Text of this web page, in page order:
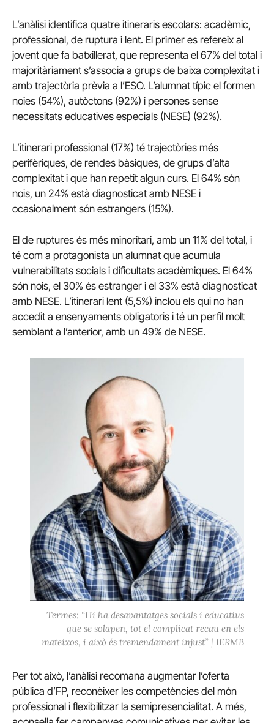
L’anàlisi identifica quatre itineraris escolars: acadèmic,
professional, de ruptura i lent. El primer es refereix al
jovent que fa batxillerat, que representa el 67% del total i
majoritàriament s’associa a grups de baixa complexitat i
amb trajectòria prèvia a l’ESO. L’alumnat típic el formen
noies (54%), autòctons (92%) i persones sense
necessitats educatives especials (NESE) (92%).
L’itinerari professional (17%) té trajectòries més
perifèriques, de rendes bàsiques, de grups d’alta
complexitat i que han repetit algun curs. El 64% són
nois, un 24% està diagnosticat amb NESE i
ocasionalment són estrangers (15%).
El de ruptures és més minoritari, amb un 11% del total, i
té com a protagonista un alumnat que acumula
vulnerabilitats socials i dificultats acadèmiques. El 64%
són nois, el 30% és estranger i el 33% està diagnosticat
amb NESE. L’itinerari lent (5,5%) inclou els qui no han
accedit a ensenyaments obligatoris i té un perfil molt
semblant a l’anterior, amb un 49% de NESE.
Termes: “Hi ha desavantatges socials i educatius
que se solapen, tot el complicat recau en els
mateixos, i això és tremendament injust” | IERMB
Per tot això, l’anàlisi recomana augmentar l’oferta
pública d’FP, reconèixer les competències del món
professional i flexibilitzar la semipresencialitat. A més,